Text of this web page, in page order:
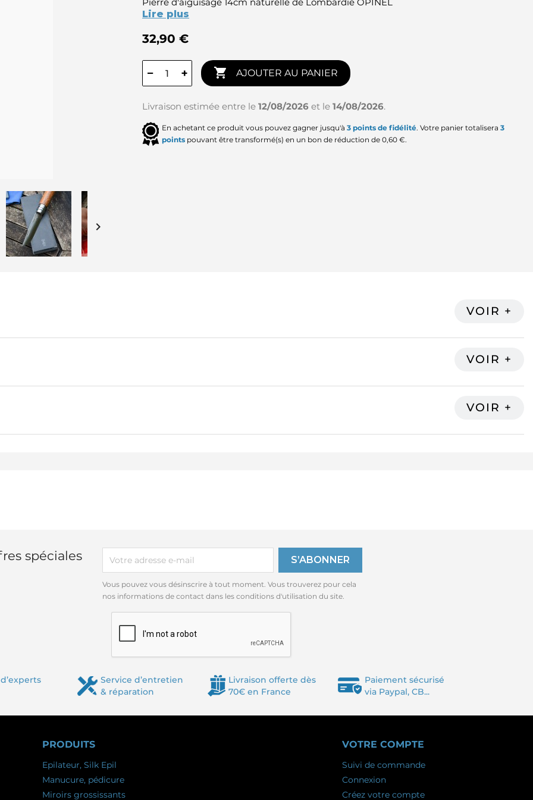

Lire plus
32,90 €
− +  AJOUTER AU PANIER
Livraison estimée entre le 12/08/2026 et le 14/08/2026.
En achetant ce produit vous pouvez gagner jusqu'à 3 points de fidélité. Votre panier totalisera 3
points pouvant être transformé(s) en un bon de réduction de 0,60 €.
spéciales
Vous pouvez vous désinscrire à tout moment. Vous trouverez pour cela
nos informations de contact dans les conditions d'utilisation du site.
Service d’entretien
& réparation
Livraison offerte dès
70€ en France
Paiement sécurisé
via Paypal, CB...
PRODUITS
Epilateur, Silk Epil
Manucure, pédicure
Miroirs grossissants
VOTRE COMPTE
Suivi de commande
Connexion
Créez votre compte